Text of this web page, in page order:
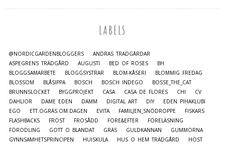
LABELS
@NORDICGARDENBLOGGERS
ANDRAS TRÄDGÅRDAR
ASPEGRENS TRÄDGÅRD
AUGUSTI BED OF ROSES
BH
BLOGGSAMARBETE
BLOGGSYSTRAR BLOM-KÅSERI
BLOMMIG FREDAG
BLOSSOM
BLÅSIPPA BOSCH BOSCH INDEGO
BOSSE_THE_CAT
BRUNNSLOCKET
BYGGPROJEKT CASA CASA DE FLORES CHI
CV
DAHLIOR
DAME EDEN DAMM DIGITAL ART DIY
EDEN PIHAKLUBI
EGO
ETT.OGRÄS.OM.DAGEN EVITA FAMILJEN_SNÖDROPPE
FISKARS
FLASHBACKS
FROST FRÖSÅDD FÖRE&EFTER
FÖRELÄSNING
FÖRODLING
GOTT O BLANDAT GRÄS GULDKANNAN
GUMMORNA
GYNNSAMHETSPRINCIPEN
HUISKULA HUS O HEM TRÄDGÅRD
HÖST